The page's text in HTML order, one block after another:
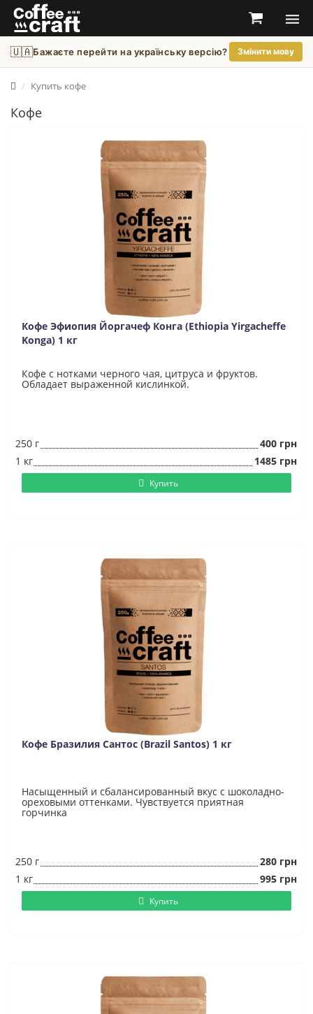
🇺🇦Бажаєте перейти на українську версію? Змінити мову
Купить кофе
Кофе
Кофе Эфиопия Йоргачеф Конга (Ethiopia Yirgacheffe
Konga) 1 кг
Кофе с нотками черного чая, цитруса и фруктов.
Обладает выраженной кислинкой.
250 г
400 грн
1 кг
1485 грн
Купить
Кофе Бразилия Сантос (Brazil Santos) 1 кг
Насыщенный и сбалансированный вкус с шоколадно-
ореховыми оттенками. Чувствуется приятная
горчинка
250 г
280 грн
1 кг
995 грн
Купить